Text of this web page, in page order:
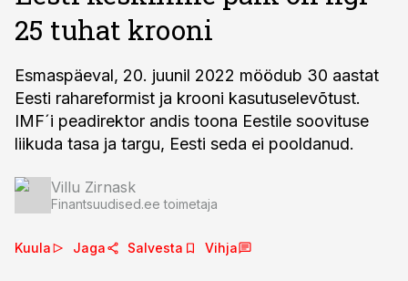
25 tuhat krooni
Esmaspäeval, 20. juunil 2022 möödub 30 aastat
Eesti rahareformist ja krooni kasutuselevõtust.
IMF´i peadirektor andis toona Eestile soovituse
liikuda tasa ja targu, Eesti seda ei pooldanud.
Villu Zirnask
Finantsuudised.ee toimetaja
Kuula Jaga Salvesta Vihja